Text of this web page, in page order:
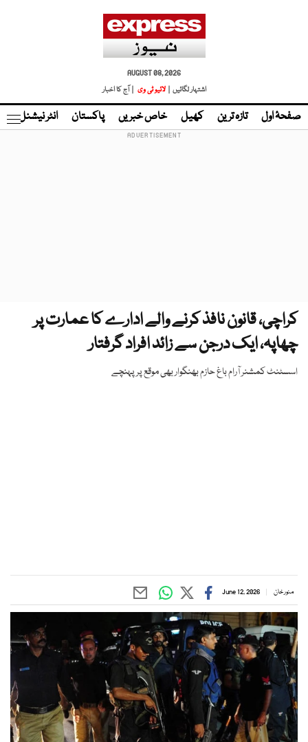
AUGUST 08, 2026
اشتہار لگائیں |
لائیو ٹی وی | آج کا اخبار
صفحۂ اول تازہ ترین کھیل خاص خبریں پاکستان انٹر نیشنل
کراچی، قانون نافذ کرنے والے ادارے کا عمارت پر
چھاپہ، ایک درجن سے زائد افراد گرفتار
اسسٹنٹ کمشنر آرام باغ حازم بھنگوار بھی موقع پر پہنچے
منور خان June 12, 2026